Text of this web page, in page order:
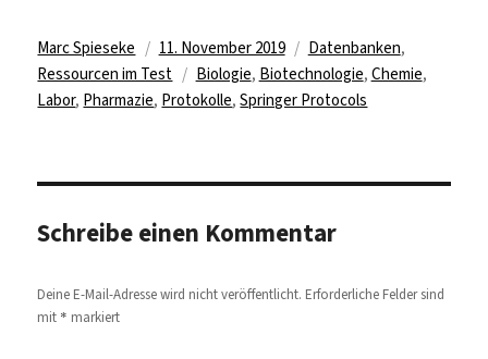
Autor
Marc Spieseke
Veröffentlicht
am
11. November 2019 Kategorien
Datenbanken,
Ressourcen im Test
Schlagwörter
Biologie, Biotechnologie, Chemie,
Labor, Pharmazie, Protokolle,Springer Protocols
Schreibe einen Kommentar
Deine E-Mail-Adresse wird nicht veröffentlicht. Erforderliche Felder sind
mit * markiert